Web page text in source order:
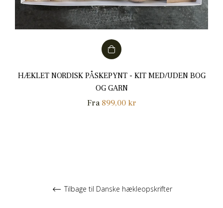
HÆKLET NORDISK PÅSKEPYNT - KIT MED/UDEN BOG
OG GARN
Fra 899,00 kr
Tilbage til Danske hækleopskrifter